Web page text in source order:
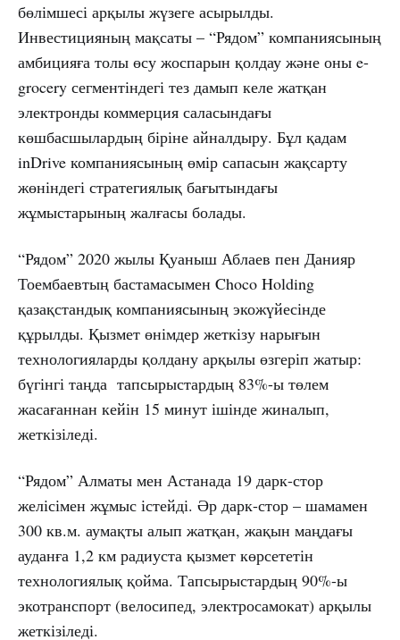
бөлімшесі арқылы жүзеге асырылды.
Инвестицияның мақсаты – “Рядом” компаниясының
амбицияға толы өсу жоспарын қолдау және оны e-
grocery сегментіндегі тез дамып келе жатқан
электронды коммерция саласындағы
көшбасшылардың біріне айналдыру. Бұл қадам
inDrive компаниясының өмір сапасын жақсарту
жөніндегі стратегиялық бағытындағы
жұмыстарының жалғасы болады.
“Рядом” 2020 жылы Қуаныш Аблаев пен Данияр
Тоембаевтың бастамасымен Choco Holding
қазақстандық компаниясының экожүйесінде
құрылды. Қызмет өнімдер жеткізу нарығын
технологияларды қолдану арқылы өзгеріп жатыр:
бүгінгі таңда тапсырыстардың 83%-ы төлем
жасағаннан кейін 15 минут ішінде жиналып,
жеткізіледі.
“Рядом” Алматы мен Астанада 19 дарк-стор
желісімен жұмыс істейді. Әр дарк-стор – шамамен
300 кв.м. аумақты алып жатқан, жақын маңдағы
ауданға 1,2 км радиуста қызмет көрсететін
технологиялық қойма. Тапсырыстардың 90%-ы
экотранспорт (велосипед, электросамокат) арқылы
жеткізіледі.